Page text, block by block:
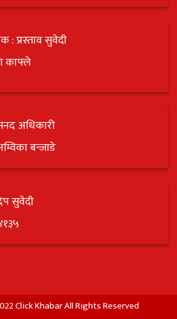
: प्रस्ताव सुवेदी
काफ्ले
अधिकारी
बन्जाडे
सुवेदी
Click Khabar All Rights Reserved